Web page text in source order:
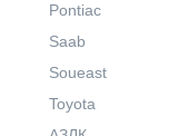
Pontiac
Saab
Soueast
Toyota